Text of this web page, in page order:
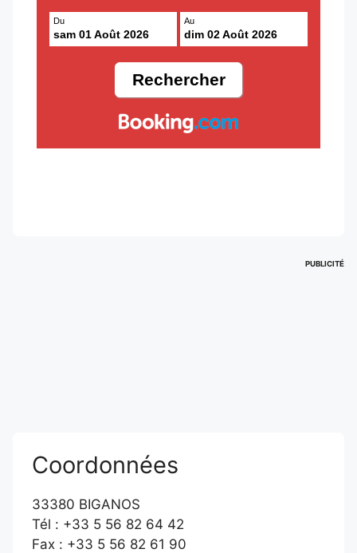
Du
sam 01 Août 2026
Au
dim 02 Août 2026
PUBLICITÉ
Coordonnées
33380 BIGANOS
Tél : +33 5 56 82 64 42
Fax : +33 5 56 82 61 90